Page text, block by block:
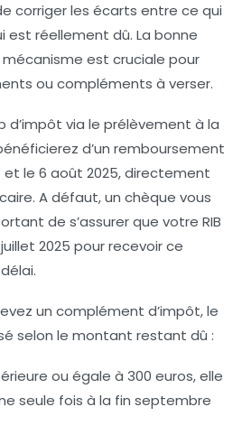
corriger les écarts entre ce qui
réellement dû. La bonne
est cruciale pour
ou compléments à verser.
d’impôt via le prélèvement à la
d’un remboursement
et le 6 août 2025, directement
A défaut, un chèque vous
de s’assurer que votre RIB
2025 pour recevoir ce
un complément d’impôt, le
selon le montant restant dû :
ou égale à 300 euros, elle
seule fois à la fin septembre